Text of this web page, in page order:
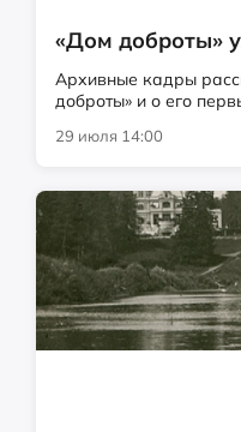
«Дом доброты»
Архивные кадры
доброты» и о его
29 июля 14:00